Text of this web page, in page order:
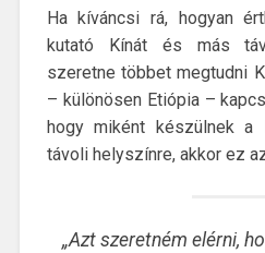
Ha kíváncsi rá, hogyan
kutató Kínát és más
szeretne többet megtudni
– különösen Etiópia –
hogy miként készülnek
távoli helyszínre, akkor ez
„Azt szeretném elérni,